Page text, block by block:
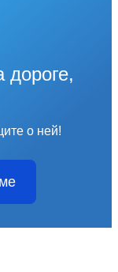
о ней!